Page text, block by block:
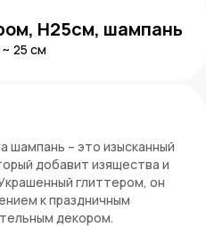
H25см, шампань
25 см
шампань – это изысканный
добавит изящества и
глиттером, он
к праздничным
декором.